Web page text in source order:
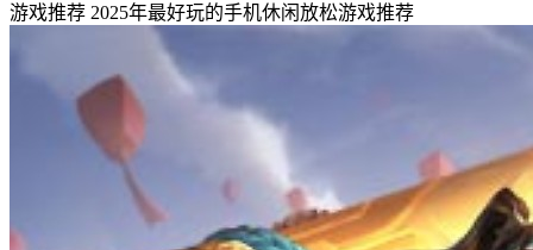
游戏推荐 2025年最好玩的手机休闲放松游戏推荐